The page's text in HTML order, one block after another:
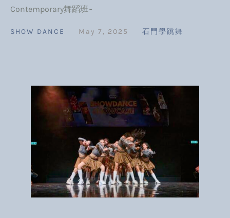
Contemporary舞蹈班~
SHOW DANCE May 7, 2025 石門學跳舞